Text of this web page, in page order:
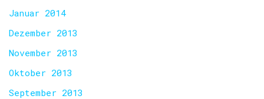
Januar 2014
Dezember 2013
November 2013
Oktober 2013
September 2013